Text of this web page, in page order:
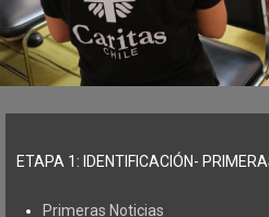
ETAPA 1: IDENTIFICACIÓN-
Primeras Noticias